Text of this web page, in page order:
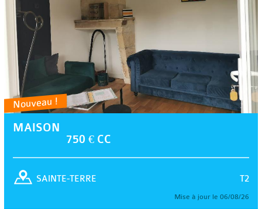
Nouveau !
MAISON
750 € CC
T2
SAINTE-TERRE
Mise à jour le 06/08/26